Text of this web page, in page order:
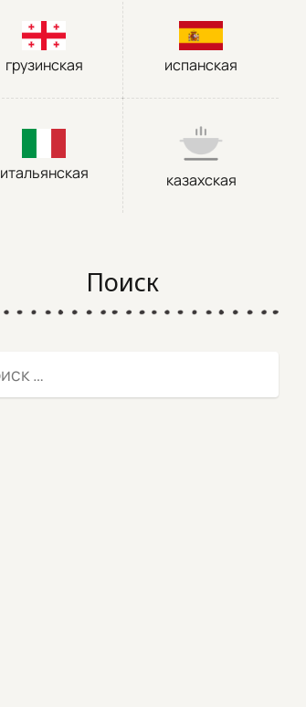
грузинская испанская
итальянская казахская
Поиск